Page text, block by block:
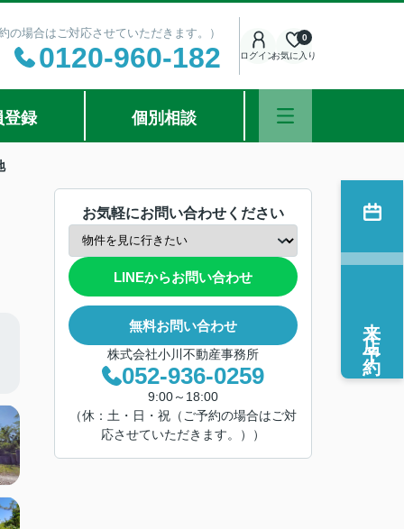
場合はご対応させていただきます。）
0120-960-182 ログインお気に入り
0
登録 個別相談
お気軽にお問い合わせください
LINEからお問い合わせ
無料お問い合わせ
株式会社小川不動産事務所
052-936-0259
9:00～18:00
（休：土・日・祝（ご予約の場合はご対
応させていただきます。））
来店予約